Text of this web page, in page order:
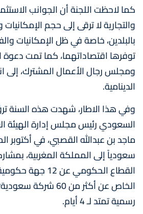
كما لاحظت اللجنة أن الجوانب
والتجارية لا ترقى إلى حجم
بالبلدين، خاصة في ظل الإمكانيات
توفرها اقتصاداتهما، كما تمت دعوة
ومجلس رجال الأعمال المشترك، إلى
الدينامية.
وفي هذا الاطار، شهدت هذه السنة
السعودي رئيس مجلس إدارة الهيئة
ماجد بن عبدالله القصبي، في أكتوبر
سعودياً إلى المملكة المغربية،
القطاع الحكومي
الخاص عن أكثر من 60
رسمية تمتد لـ 4 أيام.